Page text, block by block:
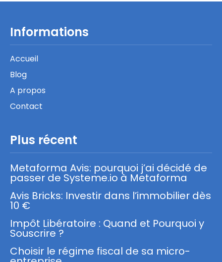
Informations
Accueil
Blog
A propos
Contact
Plus récent
Metaforma Avis: pourquoi j’ai décidé de
passer de Systeme.io à Metaforma
Avis Bricks: Investir dans l’immobilier dès
10 €
Impôt Libératoire : Quand et Pourquoi y
Souscrire ?
Choisir le régime fiscal de sa micro-